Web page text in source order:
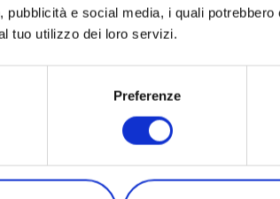
pubblicità e social media, i quali
tuo utilizzo dei loro servizi.
Preferenze